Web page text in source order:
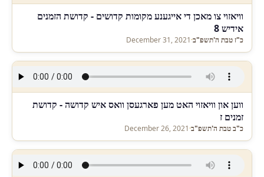
וויאזוי צו מאכן די אייגענע מקומות קדושים - קדושת הזמנים
אידיש 8
כ"ז טבת ה'תשפ"ב·
December 31, 2021
ווען און וויאזוי האט מען פארגעסן וואס איש קדושה - קדושת
זמנים ז
כ"ב טבת ה'תשפ"ב·
December 26, 2021